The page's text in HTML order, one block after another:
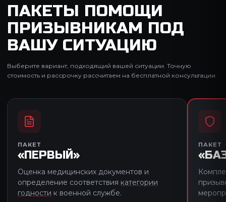
ПАКЕТЫ ПОМОЩИ
ПРИЗЫВНИКАМ ПОД
ВАШУ СИТУАЦИЮ
Выберите вариант, подходящий вашей ситуации. Точную
стоимость и рассрочку рассчитаем на бесплатной консультации.
ПАКЕТ
«ПЕРВЫЙ»
Оценка медицинских документов и
определение соответствия категории
годности к военной службе.
ПАКЕТ